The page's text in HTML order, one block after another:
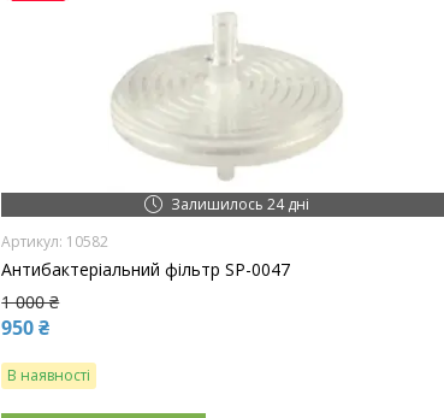
Залишилось 24 дні
10582
Антибактеріальний фільтр SP-0047
1 000 ₴
950 ₴
В наявності